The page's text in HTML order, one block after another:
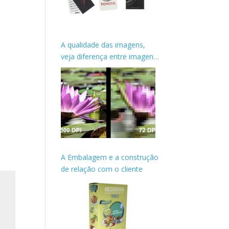
A qualidade das imagens,
veja diferença entre imagens
de WEB e Impressas
A Embalagem e a construção
de relação com o cliente